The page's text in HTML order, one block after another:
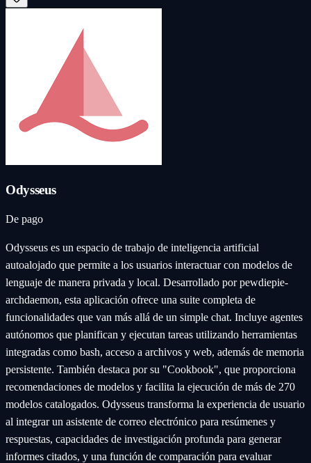
Odysseus
De pago
Odysseus es un espacio de trabajo de inteligencia artificial
autoalojado que permite a los usuarios interactuar con modelos de
lenguaje de manera privada y local. Desarrollado por pewdiepie-
archdaemon, esta aplicación ofrece una suite completa de
funcionalidades que van más allá de un simple chat. Incluye agentes
autónomos que planifican y ejecutan tareas utilizando herramientas
integradas como bash, acceso a archivos y web, además de memoria
persistente. También destaca por su "Cookbook", que proporciona
recomendaciones de modelos y facilita la ejecución de más de 270
modelos catalogados. Odysseus transforma la experiencia de usuario
al integrar un asistente de correo electrónico para resúmenes y
respuestas, capacidades de investigación profunda para generar
informes citados, y una función de comparación para evaluar